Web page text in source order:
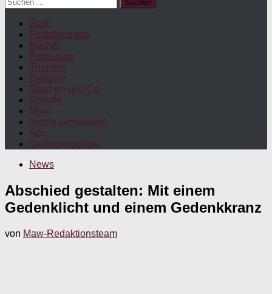
nach:
Start
Fortbildungen
Bücher
Betreuung
Themen
Exklusiv
Taschen und Co.
Kontakt
Maw
Nichts verpassen!
App
Stellenangebote
News
Abschied gestalten: Mit einem
Gedenklicht und einem Gedenkkranz
von Maw-Redaktionsteam